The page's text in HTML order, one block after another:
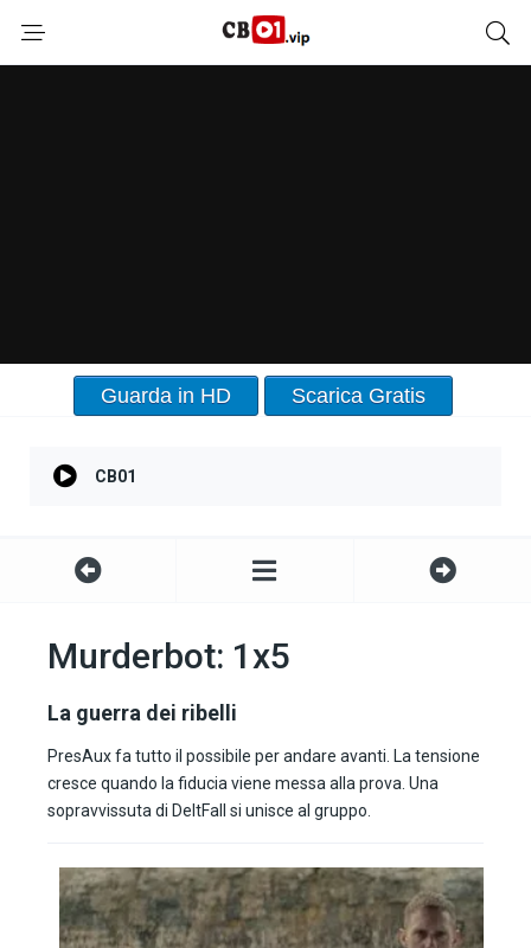
Guarda in HD Scarica Gratis
CB01
Murderbot: 1x5
La guerra dei ribelli
PresAux fa tutto il possibile per andare avanti. La tensione
cresce quando la fiducia viene messa alla prova. Una
sopravvissuta di DeltFall si unisce al gruppo.